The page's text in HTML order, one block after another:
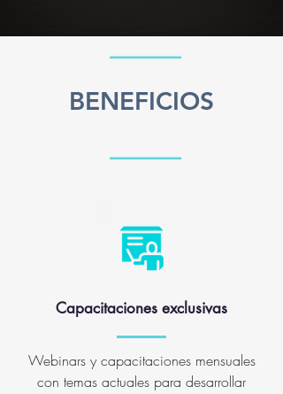
BENEFICIOS
Capacitaciones exclusivas
Webinars y capacitaciones mensuales
con temas actuales para desarrollar